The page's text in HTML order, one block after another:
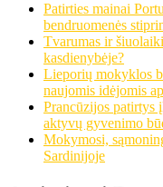
Patirties mainai
bendruomenės
Tvarumas ir
kasdienybėje?
Lieporių mokyklos
naujomis idėjomis
Prancūzijos patirtys
aktyvų gyvenimo
Mokymosi,
Sardinijoje